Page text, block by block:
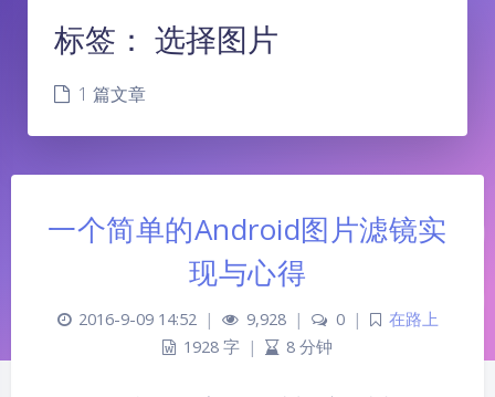
标签： 选择图片
1 篇文章
一个简单的Android图片滤镜实
现与心得
2016-9-09 14:52 | 9,928 | 0 |
在路上
1928 字 | 8 分钟